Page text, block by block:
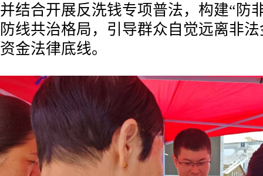
并结合开展反洗钱专项普法，构建“防
防线共治格局，引导群众自觉远离非
资金法律底线。